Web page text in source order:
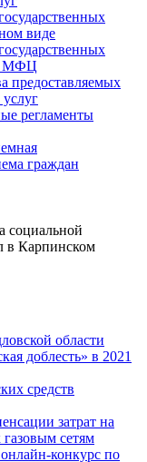
виде
МФЦ
предоставляемых
регламенты
граждан
социальной
в Карпинском
области
доблесть» в 2021
средств
затрат на
сетям
конкурс по